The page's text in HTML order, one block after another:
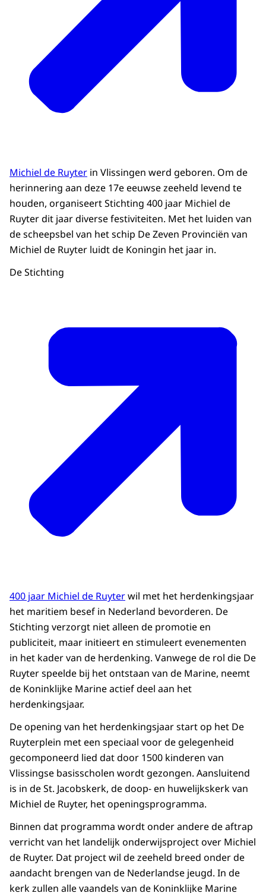
Michiel de Ruyter in Vlissingen werd geboren. Om de
herinnering aan deze 17e eeuwse zeeheld levend te
houden, organiseert Stichting 400 jaar Michiel de
Ruyter dit jaar diverse festiviteiten. Met het luiden van
de scheepsbel van het schip De Zeven Provinciën van
Michiel de Ruyter luidt de Koningin het jaar in.
De Stichting
400 jaar Michiel de Ruyterwil met het herdenkingsjaar
het maritiem besef in Nederland bevorderen. De
Stichting verzorgt niet alleen de promotie en
publiciteit, maar initieert en stimuleert evenementen
in het kader van de herdenking. Vanwege de rol die De
Ruyter speelde bij het ontstaan van de Marine, neemt
de Koninklijke Marine actief deel aan het
herdenkingsjaar.
De opening van het herdenkingsjaar start op het De
Ruyterplein met een speciaal voor de gelegenheid
gecomponeerd lied dat door 1500 kinderen van
Vlissingse basisscholen wordt gezongen. Aansluitend
is in de St. Jacobskerk, de doop- en huwelijkskerk van
Michiel de Ruyter, het openingsprogramma.
Binnen dat programma wordt onder andere de aftrap
verricht van het landelijk onderwijsproject over Michiel
de Ruyter. Dat project wil de zeeheld breed onder de
aandacht brengen van de Nederlandse jeugd. In de
kerk zullen alle vaandels van de Koninklijke Marine